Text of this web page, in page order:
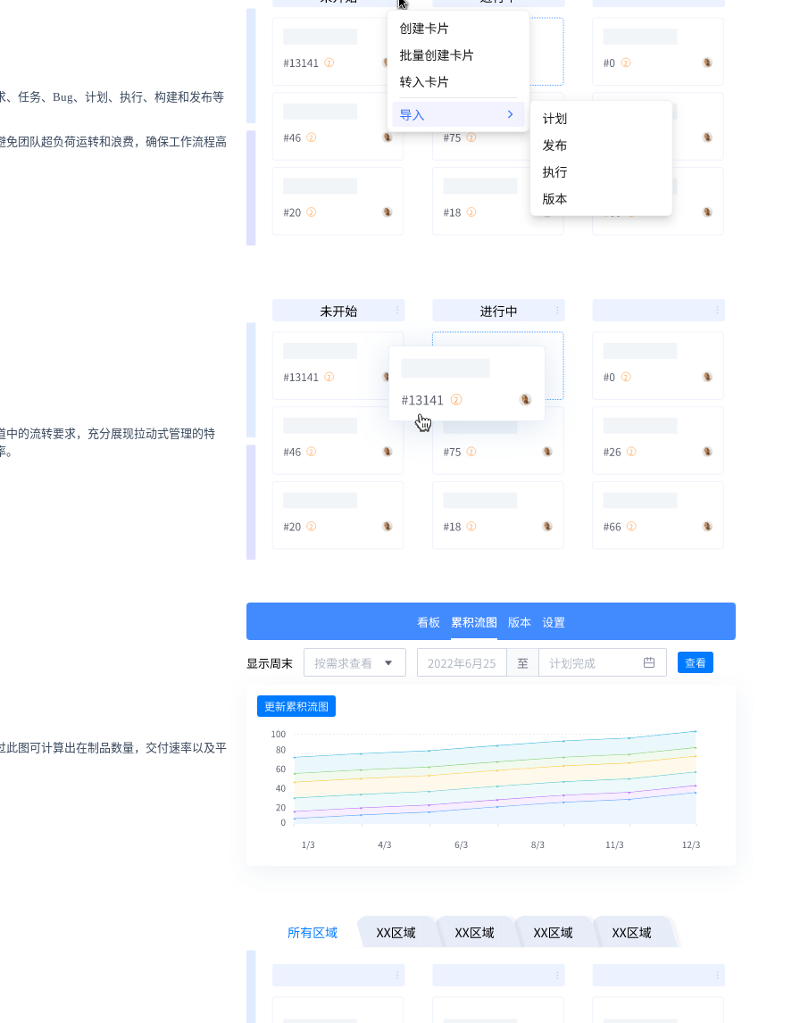
任务、Bug、计划、执行、构建和发布等
团队超负荷运转和浪费，确保工作流程高
的流转要求，充分展现拉动式管理的特
图可计算出在制品数量，交付速率以及平